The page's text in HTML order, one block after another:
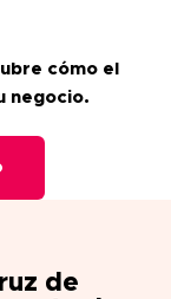
cómo el
negocio.
de